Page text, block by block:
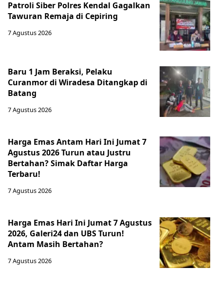
Patroli Siber Polres Kendal Gagalkan
Tawuran Remaja di Cepiring
7 Agustus 2026
Baru 1 Jam Beraksi, Pelaku
Curanmor di Wiradesa Ditangkap di
Batang
7 Agustus 2026
Harga Emas Antam Hari Ini Jumat 7
Agustus 2026 Turun atau Justru
Bertahan? Simak Daftar Harga
Terbaru!
7 Agustus 2026
Harga Emas Hari Ini Jumat 7 Agustus
2026, Galeri24 dan UBS Turun!
Antam Masih Bertahan?
7 Agustus 2026